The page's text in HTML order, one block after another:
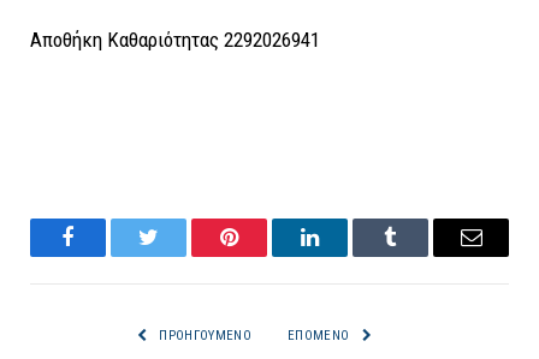
Αποθήκη Καθαριότητας 2292026941
FacebookTwitter Pinterest LinkedInTumblr Email
ΠΡΟΗΓΟΎΜΕΝΟ ΕΠΌΜΕΝΟ